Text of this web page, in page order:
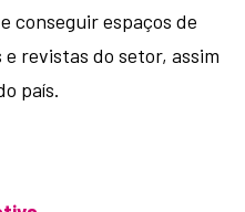
conseguir espaços de
revistas do setor, assim
país.